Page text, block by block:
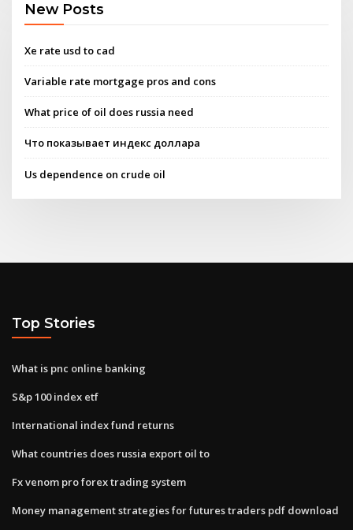
New Posts
Xe rate usd to cad
Variable rate mortgage pros and cons
What price of oil does russia need
Что показывает индекс доллара
Us dependence on crude oil
Top Stories
What is pnc online banking
S&p 100 index etf
International index fund returns
What countries does russia export oil to
Fx venom pro forex trading system
Money management strategies for futures traders pdf download